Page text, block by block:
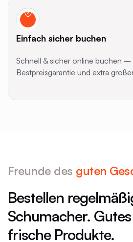
Einfach sicher buchen
Schnell & sicher online buchen –
Bestpreisgarantie und extra
Freunde des guten
Bestellen
Schumacher. Gutes
frische Produkte.